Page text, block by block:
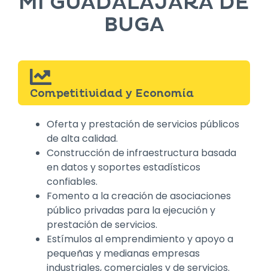
BUGA
Competitividad y Economía
Oferta y prestación de servicios públicos
de alta calidad.
Construcción de infraestructura basada
en datos y soportes estadísticos
confiables.
Fomento a la creación de asociaciones
público privadas para la ejecución y
prestación de servicios.
Estímulos al emprendimiento y apoyo a
pequeñas y medianas empresas
industriales, comerciales y de servicios.